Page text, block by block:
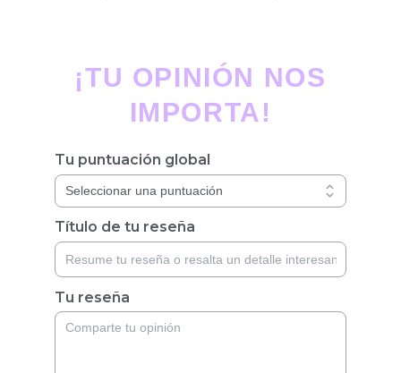
¡TU OPINIÓN NOS
IMPORTA!
Tu puntuación global
Título de tu reseña
Tu reseña